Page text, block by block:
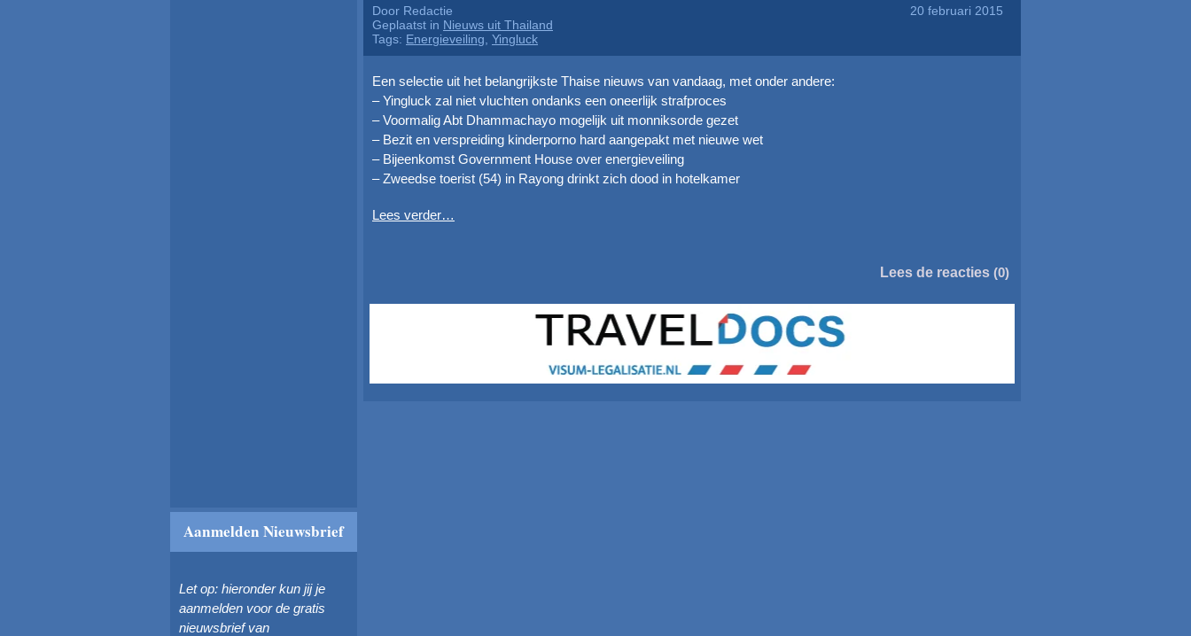
Aanmelden Nieuwsbrief
Let op: hieronder kun jij je
aanmelden voor de gratis
nieuwsbrief van
Door Redactie
Geplaatst in Nieuws uit Thailand
Tags: Energieveiling Yingluck
20 februari 2015
Een selectie uit het belangrijkste Thaise nieuws van vandaag, met onder andere:
– Yingluck zal niet vluchten ondanks een oneerlijk strafproces
– Voormalig Abt Dhammachayo mogelijk uit monniksorde gezet
– Bezit en verspreiding kinderporno hard aangepakt met nieuwe wet
– Bijeenkomst Government House over energieveiling
– Zweedse toerist (54) in Rayong drinkt zich dood in hotelkamer
Lees verder…
Lees de reacties (0)